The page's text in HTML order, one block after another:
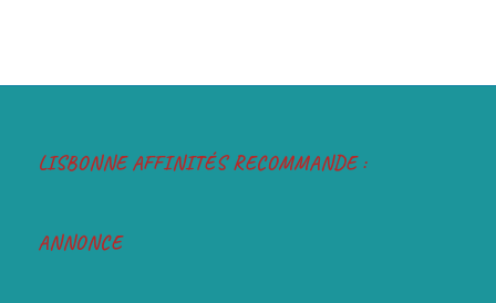
LISBONNE AFFINITÉS RECOMMANDE :
ANNONCE